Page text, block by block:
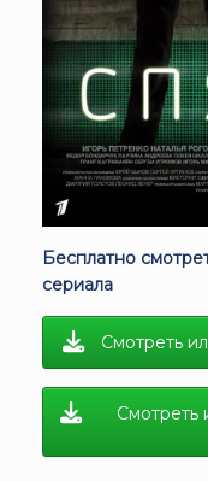
Бесплатно
сериала
Смотреть
Смотреть